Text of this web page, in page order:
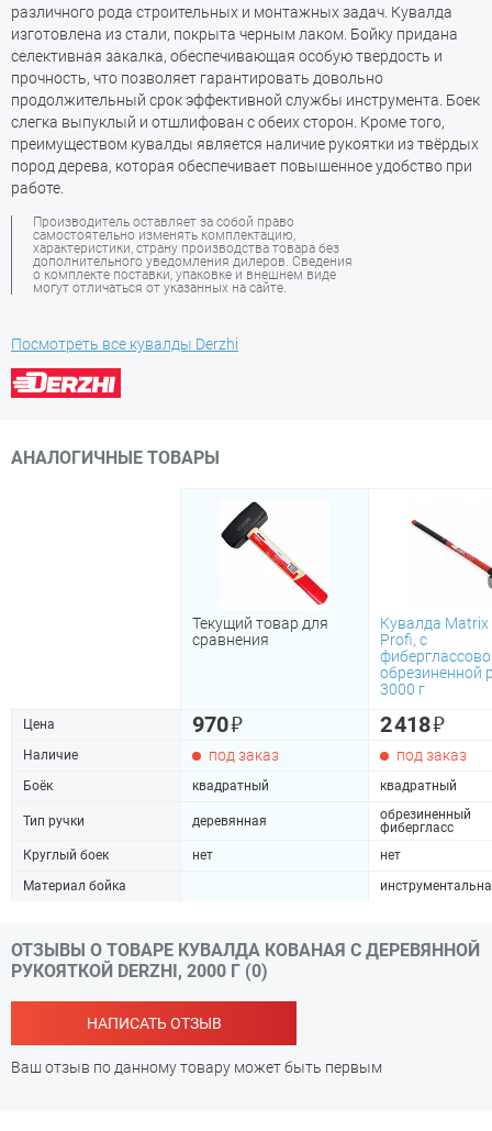
различного рода строительных и монтажных задач. Кувалда
изготовлена из стали, покрыта черным лаком. Бойку придана
селективная закалка, обеспечивающая особую твердость и
прочность, что позволяет гарантировать довольно
продолжительный срок эффективной службы инструмента. Боек
слегка выпуклый и отшлифован с обеих сторон. Кроме того,
преимуществом кувалды является наличие рукоятки из твёрдых
пород дерева, которая обеспечивает повышенное удобство при
работе.
Производитель оставляет за собой право
самостоятельно изменять комплектацию,
характеристики, страну производства товара без
дополнительного уведомления дилеров. Сведения
о комплекте поставки, упаковке и внешнем виде
могут отличаться от указанных на сайте.
Посмотреть все кувалды Derzhi
АНАЛОГИЧНЫЕ ТОВАРЫ
Текущий товар для
сравнения
Кувалда
Profi, с
обрезиненной
3000 г
Цена 970₽ 2 418₽
Наличие под заказ под заказ
Боёк квадратный квадратный
Тип ручки деревянная
обрезиненный
фибергласс
Круглый боек
нет
нет
Материал бойка
ОТЗЫВЫ О ТОВАРЕ КУВАЛДА КОВАНАЯ С ДЕРЕВЯННОЙ
РУКОЯТКОЙ DERZHI, 2000 Г (0)
НАПИСАТЬ ОТЗЫВ
Ваш отзыв по данному товару может быть первым